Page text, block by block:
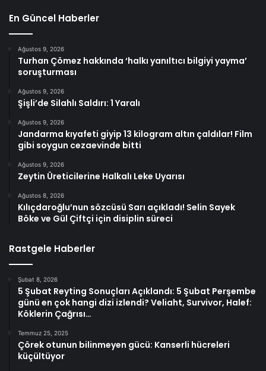
En Güncel Haberler
Ağustos 9, 2026
Turhan Çömez hakkında ‘halkı yanıltıcı bilgiyi yayma’
soruşturması
Ağustos 9, 2026
Şişli’de Silahlı Saldırı: 1 Yaralı
Ağustos 9, 2026
Jandarma kıyafeti giyip 13 kilogram altın çaldılar! Film
gibi soygun cezaevinde bitti
Ağustos 9, 2026
Zeytin Üreticilerine Halkalı Leke Uyarısı
Ağustos 8, 2026
Kılıçdaroğlu’nun sözcüsü Sarı açıkladı! Selin Sayek
Böke ve Gül Çiftçi için disiplin süreci
Rastgele Haberler
Şubat 8, 2026
5 Şubat Reyting Sonuçları Açıklandı: 5 Şubat Perşembe
günü en çok hangi dizi izlendi? Veliaht, Survivor, Halef:
Köklerin Çağrısı…
Temmuz 25, 2025
Çörek otunun bilinmeyen gücü: Kanserli hücreleri
küçültüyor